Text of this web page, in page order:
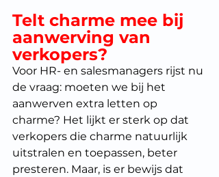
Telt charme mee bij
aanwerving van
verkopers?
Voor HR- en salesmanagers rijst nu
de vraag: moeten we bij het
aanwerven extra letten op
charme? Het lijkt er sterk op dat
verkopers die charme natuurlijk
uitstralen en toepassen, beter
presteren. Maar, is er bewijs dat